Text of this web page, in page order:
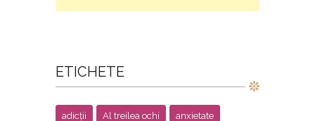
ETICHETE
adicții Al treilea ochi anxietate